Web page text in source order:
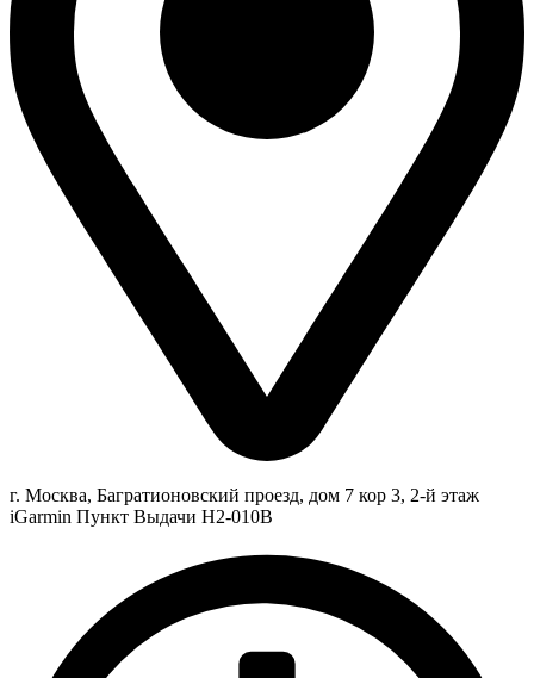
г. Москва, Багратионовский проезд, дом 7 кор 3, 2-й этаж
iGarmin Пункт Выдачи Н2-010В